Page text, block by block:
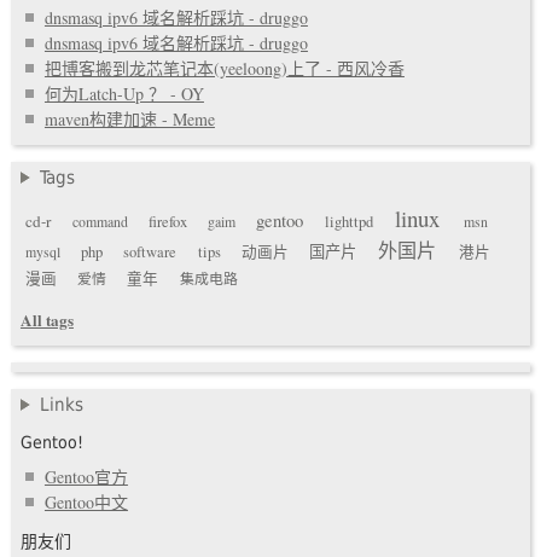
dnsmasq ipv6 域名解析踩坑 - druggo
dnsmasq ipv6 域名解析踩坑 - druggo
把博客搬到龙芯笔记本(yeeloong)上了 - 西风冷香
何为Latch-Up ？ - OY
maven构建加速 - Meme
Tags
cd-r
command firefox gaim gentoo lighttpd linux
msn
mysql
php software tips 动画片 国产片 外国片
港片
漫画
爱情 童年 集成电路
All tags
Links
Gentoo!
Gentoo官方
Gentoo中文
朋友们